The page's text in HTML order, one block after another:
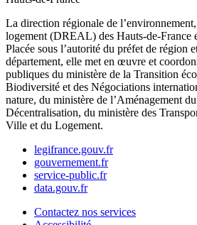
La direction régionale de
logement (DREAL) des Hauts-de-France
Placée sous l’autorité du préfet de région
département, elle met en œuvre et
publiques du ministère de la Transition
Biodiversité et des Négociations
nature, du ministère de l’Aménagement
Décentralisation, du ministère des
Ville et du Logement.
legifrance.gouv.fr
gouvernement.fr
service-public.fr
data.gouv.fr
Contactez nos services